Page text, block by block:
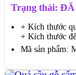
Trạng thái:
+ Kích thước
+ Kích thước
Mã sản phẩm: